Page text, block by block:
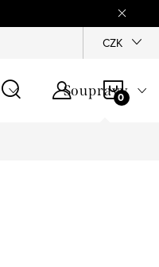
Jak
CZK
Soupravy